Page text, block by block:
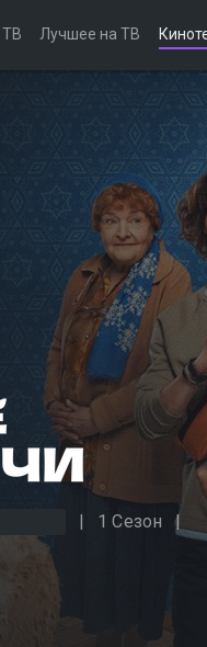
ТВ Лучшее на ТВ
1 Сезон